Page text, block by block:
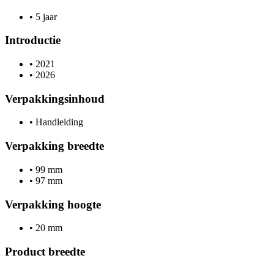
• 5 jaar
Introductie
• 2021
• 2026
Verpakkingsinhoud
• Handleiding
Verpakking breedte
• 99 mm
• 97 mm
Verpakking hoogte
• 20 mm
Product breedte